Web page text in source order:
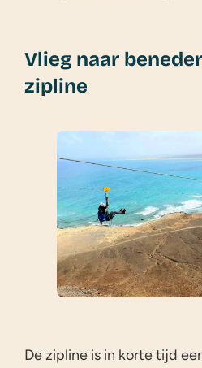
Vlieg naar
zipline
De zipline is in korte tijd